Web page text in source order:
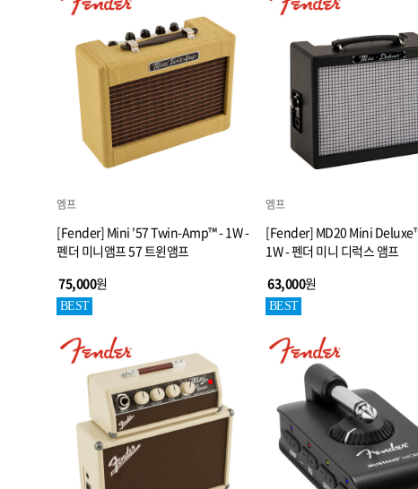
엠프
[Fender] Mini '57 Twin-Amp™ - 1W -
펜더 미니앰프 57 트윈앰프
75,000원
BEST
엠프
[Fender] MD20 Mini
1W - 펜더 미니 디럭스 앰프
63,000원
BEST